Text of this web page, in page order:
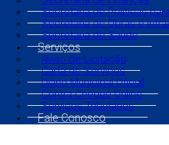
Secretaria de Políticas
Secretaria de Obras e
Secretaria de Saúde
Serviços
Aviso de Licitação
Carta de Serviços
Diário Municipal Oficial
Contra Cheque Online
Serviços Tributários
Fale Conosco